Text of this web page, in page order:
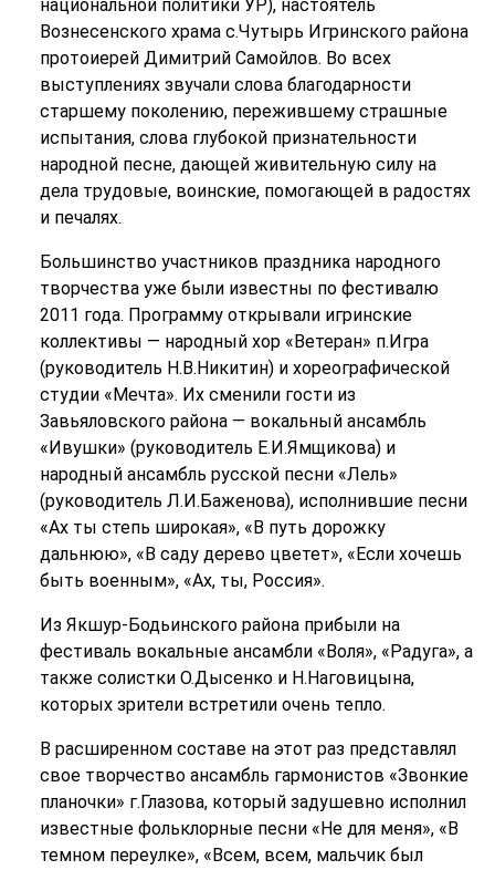
национальной политики УР), настоятель
Вознесенского храма с.Чутырь Игринского района
протоиерей Димитрий Самойлов. Во всех
выступлениях звучали слова благодарности
старшему поколению, пережившему страшные
испытания, слова глубокой признательности
народной песне, дающей живительную силу на
дела трудовые, воинские, помогающей в радостях
и печалях.
Большинство участников праздника народного
творчества уже были известны по фестивалю
2011 года. Программу открывали игринские
коллективы — народный хор «Ветеран» п.Игра
(руководитель Н.В.Никитин) и хореографической
студии «Мечта». Их сменили гости из
Завьяловского района — вокальный ансамбль
«Ивушки» (руководитель Е.И.Ямщикова) и
народный ансамбль русской песни «Лель»
(руководитель Л.И.Баженова), исполнившие песни
«Ах ты степь широкая», «В путь дорожку
дальнюю», «В саду дерево цветет», «Если хочешь
быть военным», «Ах, ты, Россия».
Из Якшур-Бодьинского района прибыли на
фестиваль вокальные ансамбли «Воля», «Радуга», а
также солистки О.Дысенко и Н.Наговицына,
которых зрители встретили очень тепло.
В расширенном составе на этот раз представлял
свое творчество ансамбль гармонистов «Звонкие
планочки» г.Глазова, который задушевно исполнил
известные фольклорные песни «Не для меня», «В
темном переулке», «Всем, всем, мальчик был